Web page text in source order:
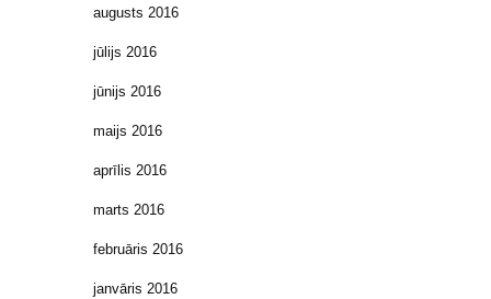
augusts 2016
jūlijs 2016
jūnijs 2016
maijs 2016
aprīlis 2016
marts 2016
februāris 2016
janvāris 2016